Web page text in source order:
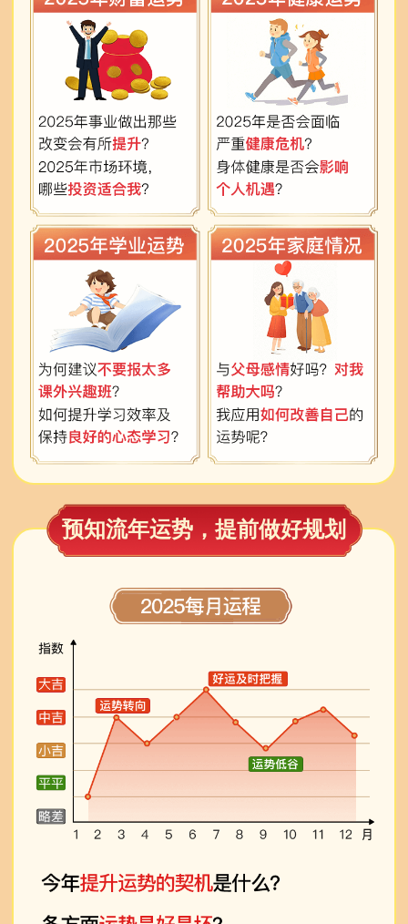
预知流年运势，提前做好规划